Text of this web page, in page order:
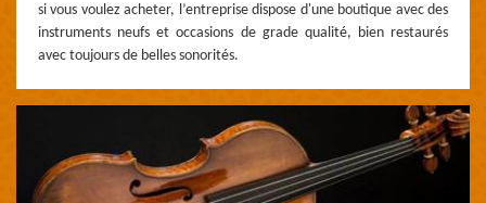
si vous voulez acheter, l’entreprise dispose d'une boutique avec des
instruments neufs et occasions de grade qualité, bien restaurés
avec toujours de belles sonorités.